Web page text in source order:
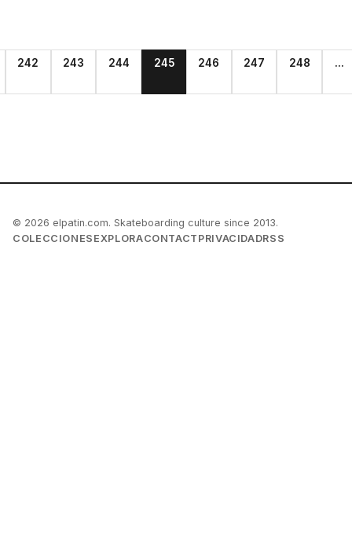
242 243 244 245 246 247 248 ...
© 2026 elpatin.com. Skateboarding culture since 2013.
COLECCIONES EXPLORACONTACT PRIVACIDADRSS